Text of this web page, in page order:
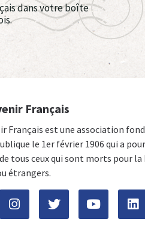
dans votre boîte
Français
Français est une association
le 1er février 1906 qui a
tous ceux qui sont morts pour la
étrangers.